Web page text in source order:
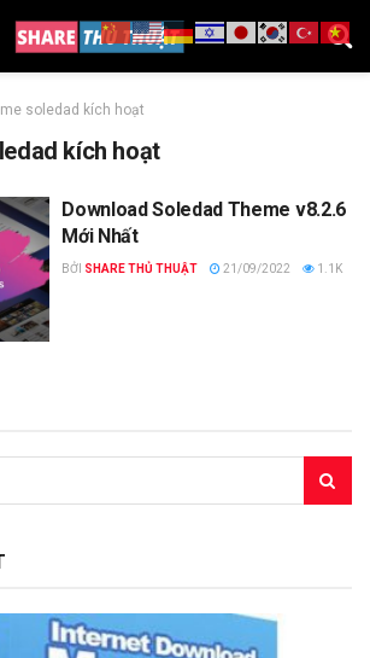
soledad kích hoạt
kích hoạt
Download Soledad Theme v8.2.6
Mới Nhất
BỞI SHARE THỦ THUẬT 21/09/2022 1.1K